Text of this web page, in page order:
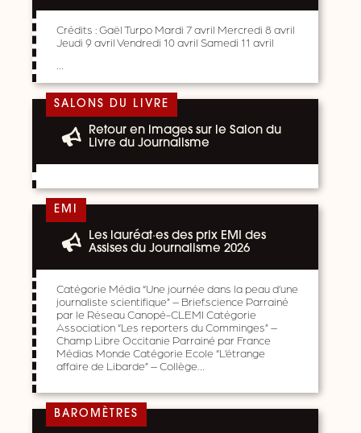
Crédits : Gaël Turpo Mardi 7 avril Mercredi 8 avril
Jeudi 9 avril Vendredi 10 avril Samedi 11 avril
SALONS DU LIVRE
Retour en images sur le Salon du
Livre du Journalisme
EMI
Les lauréat·es des prix EMI des
Assises du Journalisme 2026
Catégorie Média “Une journée dans la peau d’une
journaliste scientifique” – Brief.science Parrainé
par le Réseau Canopé-CLEMI Catégorie
Association “Les reporters du Comminges” –
Champ Libre Occitanie Parrainé par France
Médias Monde Catégorie Ecole “L’étrange
affaire de Libarde” – Collège…
BAROMÈTRES